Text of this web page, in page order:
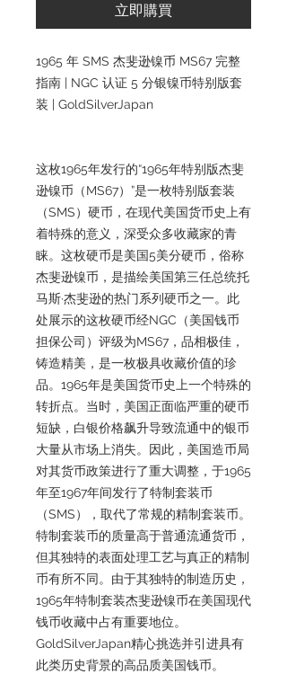
立即購買
1965 年 SMS 杰斐逊镍币 MS67 完整
指南 | NGC 认证 5 分银镍币特别版套
装 | GoldSilverJapan
这枚1965年发行的“1965年特别版杰斐
逊镍币（MS67）”是一枚特别版套装
（SMS）硬币，在现代美国货币史上有
着特殊的意义，深受众多收藏家的青
睐。这枚硬币是美国5美分硬币，俗称
杰斐逊镍币，是描绘美国第三任总统托
马斯·杰斐逊的热门系列硬币之一。此
处展示的这枚硬币经NGC（美国钱币
担保公司）评级为MS67，品相极佳，
铸造精美，是一枚极具收藏价值的珍
品。1965年是美国货币史上一个特殊的
转折点。当时，美国正面临严重的硬币
短缺，白银价格飙升导致流通中的银币
大量从市场上消失。因此，美国造币局
对其货币政策进行了重大调整，于1965
年至1967年间发行了特制套装币
（SMS），取代了常规的精制套装币。
特制套装币的质量高于普通流通货币，
但其独特的表面处理工艺与真正的精制
币有所不同。由于其独特的制造历史，
1965年特制套装杰斐逊镍币在美国现代
钱币收藏中占有重要地位。
GoldSilverJapan精心挑选并引进具有
此类历史背景的高品质美国钱币。